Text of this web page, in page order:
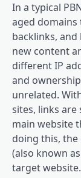
In a typical
aged domains
backlinks,
new content
different IP
and
unrelated.
sites, links
main website
doing this,
(also known
target website.